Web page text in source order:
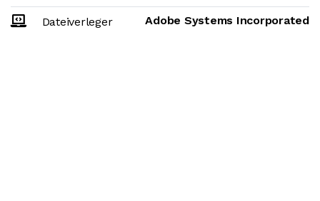
Dateiverleger Adobe Systems Incorporated